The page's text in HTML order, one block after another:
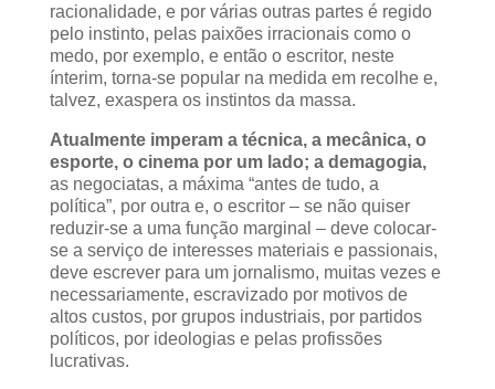
racionalidade, e por várias outras partes é regido
pelo instinto, pelas paixões irracionais como o
medo, por exemplo, e então o escritor, neste
ínterim, torna-se popular na medida em recolhe e,
talvez, exaspera os instintos da massa.
Atualmente imperam a técnica, a mecânica, o
esporte, o cinema por um lado; a demagogia,
as negociatas, a máxima “antes de tudo, a
política”, por outra e, o escritor – se não quiser
reduzir-se a uma função marginal – deve colocar-
se a serviço de interesses materiais e passionais,
deve escrever para um jornalismo, muitas vezes e
necessariamente, escravizado por motivos de
altos custos, por grupos industriais, por partidos
políticos, por ideologias e pelas profissões
lucrativas.